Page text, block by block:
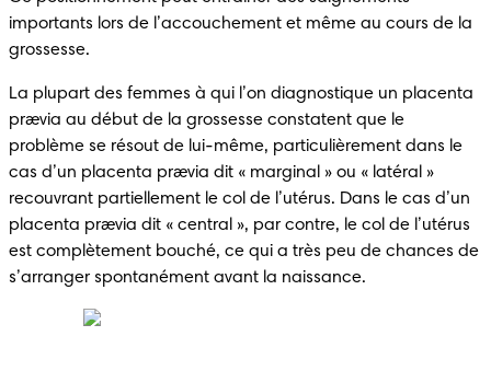
importants lors de l’accouchement et même au cours de la
grossesse.
La plupart des femmes à qui l’on diagnostique un placenta
prævia au début de la grossesse constatent que le
problème se résout de lui-même, particulièrement dans le
cas d’un placenta prævia dit « marginal » ou « latéral »
recouvrant partiellement le col de l’utérus. Dans le cas d’un
placenta prævia dit « central », par contre, le col de l’utérus
est complètement bouché, ce qui a très peu de chances de
s’arranger spontanément avant la naissance.